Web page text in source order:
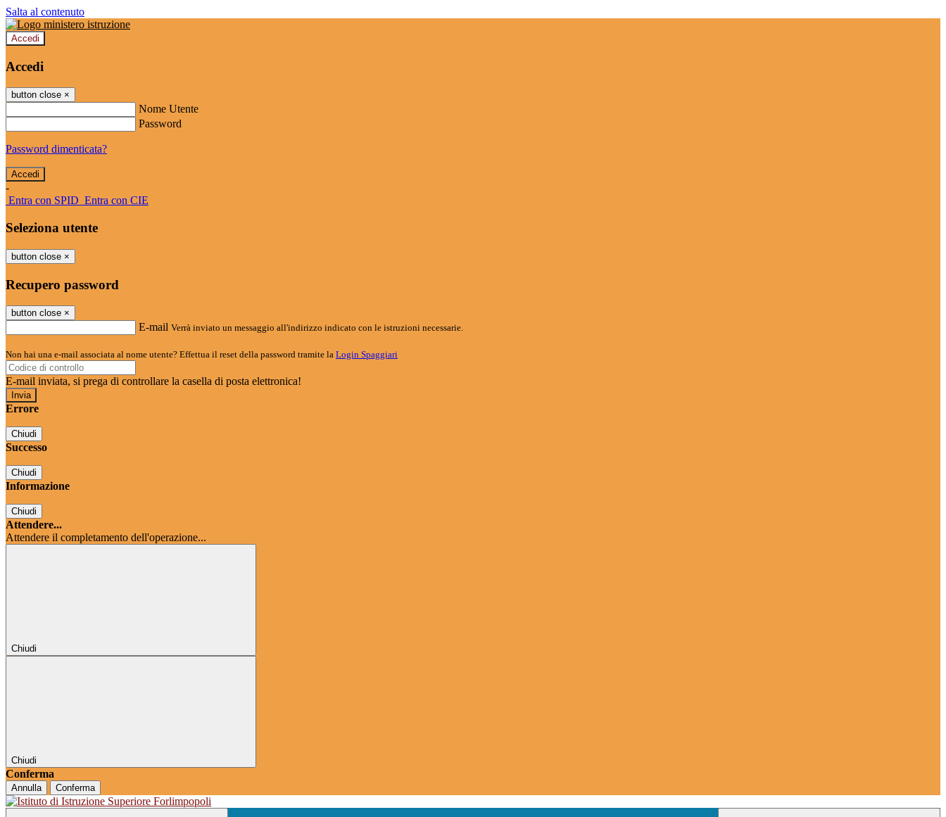
Salta al contenuto
Accedi
Accedi
button close ×
Nome Utente
Password
Password dimenticata?
-
Entra con SPID Entra con CIE
Seleziona utente
button close ×
Recupero password
button close ×
E-mail Verrà inviato un messaggio all'indirizzo indicato con le istruzioni necessarie.
Non hai una e-mail associata al nome utente? Effettua il reset della password tramite la Login Spaggiari
E-mail inviata, si prega di controllare la casella di posta elettronica!
Errore
Chiudi
Successo
Chiudi
Informazione
Chiudi
Attendere...
Attendere il completamento dell'operazione...
Chiudi
Chiudi
Conferma
Annulla Conferma